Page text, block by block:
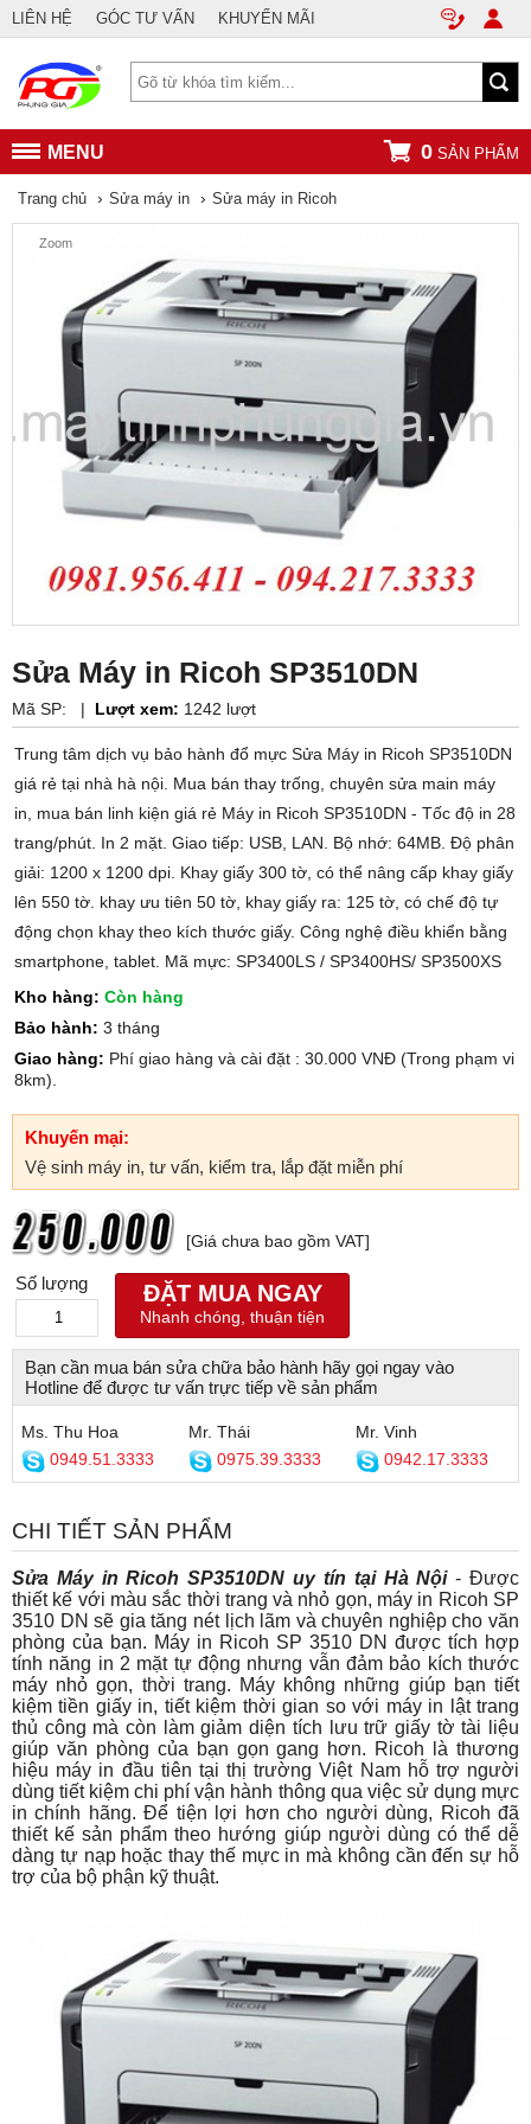
LIÊN HỆ GÓC TƯ VẤN KHUYẾN MÃI
MENU 0 SẢN PHẨM
Trang chủ › Sửa máy in › Sửa máy in Ricoh
Zoom
Sửa Máy in Ricoh SP3510DN
Mã SP: | Lượt xem: 1242 lượt
Trung tâm dịch vụ bảo hành đổ mực Sửa Máy in Ricoh SP3510DN
giá rẻ tại nhà hà nội. Mua bán thay trống, chuyên sửa main máy
in, mua bán linh kiện giá rẻ Máy in Ricoh SP3510DN - Tốc độ in 28
trang/phút. In 2 mặt. Giao tiếp: USB, LAN. Bộ nhớ: 64MB. Độ phân
giải: 1200 x 1200 dpi. Khay giấy 300 tờ, có thể nâng cấp khay giấy
lên 550 tờ. khay ưu tiên 50 tờ, khay giấy ra: 125 tờ, có chế độ tự
động chọn khay theo kích thước giấy. Công nghệ điều khiển bằng
smartphone, tablet. Mã mực: SP3400LS / SP3400HS/ SP3500XS
Kho hàng: Còn hàng
Bảo hành: 3 tháng
Giao hàng: Phí giao hàng và cài đặt : 30.000 VNĐ (Trong phạm vi
8km).
Khuyến mại:
Vệ sinh máy in, tư vấn, kiểm tra, lắp đặt miễn phí
[Giá chưa bao gồm VAT]
Số lượng ĐẶT MUA NGAY
Nhanh chóng, thuận tiện
Bạn cần mua bán sửa chữa bảo hành hãy gọi ngay vào
Hotline để được tư vấn trực tiếp về sản phẩm
Ms. Thu Hoa
0949.51.3333
Mr. Thái
0975.39.3333
Mr. Vinh
0942.17.3333
CHI TIẾT SẢN PHẨM
Sửa Máy in Ricoh SP3510DN uy tín tại Hà Nội- Được
thiết kế với màu sắc thời trang và nhỏ gọn, máy in Ricoh SP
3510 DN sẽ gia tăng nét lịch lãm và chuyên nghiệp cho văn
phòng của bạn. Máy in Ricoh SP 3510 DN được tích hợp
tính năng in 2 mặt tự động nhưng vẫn đảm bảo kích thước
máy nhỏ gọn, thời trang. Máy không những giúp bạn tiết
kiệm tiền giấy in, tiết kiệm thời gian so với máy in lật trang
thủ công mà còn làm giảm diện tích lưu trữ giấy tờ tài liệu
giúp văn phòng của bạn gọn gang hơn. Ricoh là thương
hiệu máy in đầu tiên tại thị trường Việt Nam hỗ trợ người
dùng tiết kiệm chi phí vận hành thông qua việc sử dụng mực
in chính hãng. Để tiện lợi hơn cho người dùng, Ricoh đã
thiết kế sản phẩm theo hướng giúp người dùng có thể dễ
dàng tự nạp hoặc thay thế mực in mà không cần đến sự hỗ
trợ của bộ phận kỹ thuật.